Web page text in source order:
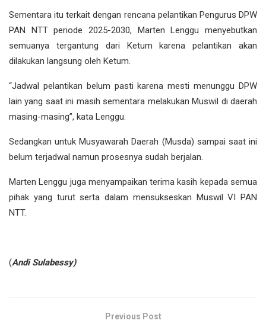
Sementara itu terkait dengan rencana pelantikan Pengurus DPW
PAN NTT periode 2025-2030, Marten Lenggu menyebutkan
semuanya tergantung dari Ketum karena pelantikan akan
dilakukan langsung oleh Ketum.
“Jadwal pelantikan belum pasti karena mesti menunggu DPW
lain yang saat ini masih sementara melakukan Muswil di daerah
masing-masing”, kata Lenggu.
Sedangkan untuk Musyawarah Daerah (Musda) sampai saat ini
belum terjadwal namun prosesnya sudah berjalan.
Marten Lenggu juga menyampaikan terima kasih kepada semua
pihak yang turut serta dalam mensukseskan Muswil VI PAN
NTT.
(Andi Sulabessy)
Previous Post